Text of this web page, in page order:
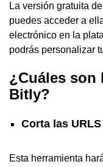
La versión gratuita
puedes acceder a
electrónico en la
podrás personalizar
¿Cuáles son
Bitly?
Corta las
Esta herramienta